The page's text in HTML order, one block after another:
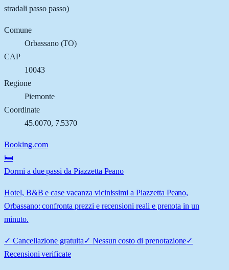
stradali passo passo)
Comune
Orbassano(TO)
CAP
10043
Regione
Piemonte
Coordinate
45.0070, 7.5370
Booking.com
🛏️
Dormi a due passi da Piazzetta Peano
Hotel, B&B e case vacanza vicinissimi a Piazzetta Peano,
Orbassano: confronta prezzi e recensioni reali e prenota in un
minuto.
✓ Cancellazione gratuita✓ Nessun costo di prenotazione✓
Recensioni verificate